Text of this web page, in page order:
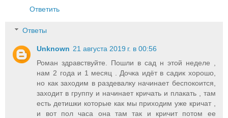
Ответить
Ответы
Unknown 21 августа 2019 г. в 00:56
Роман здравствуйте. Пошли в сад н этой неделе ,
нам 2 года и 1 месяц . Дочка идёт в садик хорошо,
но как заходим в раздевалку начинает беспокоится,
заходит в группу и начинает кричать и плакать , там
есть детишки которые как мы приходим уже кричат ,
и вот пол часа она там так и кричит потом ее